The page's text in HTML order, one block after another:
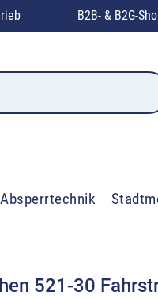
B2B- & B2G-
Absperrtechnik
521-30